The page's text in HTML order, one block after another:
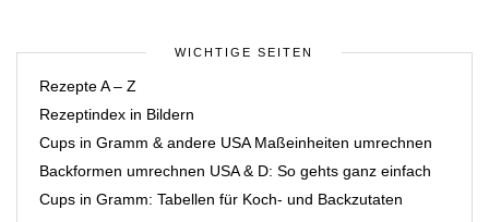
WICHTIGE SEITEN
Rezepte A – Z
Rezeptindex in Bildern
Cups in Gramm & andere USA Maßeinheiten umrechnen
Backformen umrechnen USA & D: So gehts ganz einfach
Cups in Gramm: Tabellen für Koch- und Backzutaten